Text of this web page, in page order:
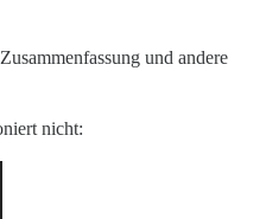
und andere
nicht: